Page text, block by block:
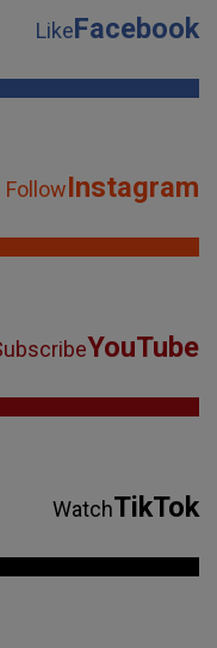
LikeFacebook
FollowInstagram
YouTube
WatchTikTok